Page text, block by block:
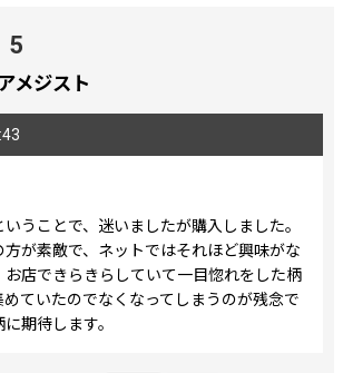
5
メジスト
うことで、迷いましたが購入しました。
が素敵で、ネットではそれほど興味がな
お店できらきらしていて一目惚れをした柄
ていたのでなくなってしまうのが残念で
期待します。